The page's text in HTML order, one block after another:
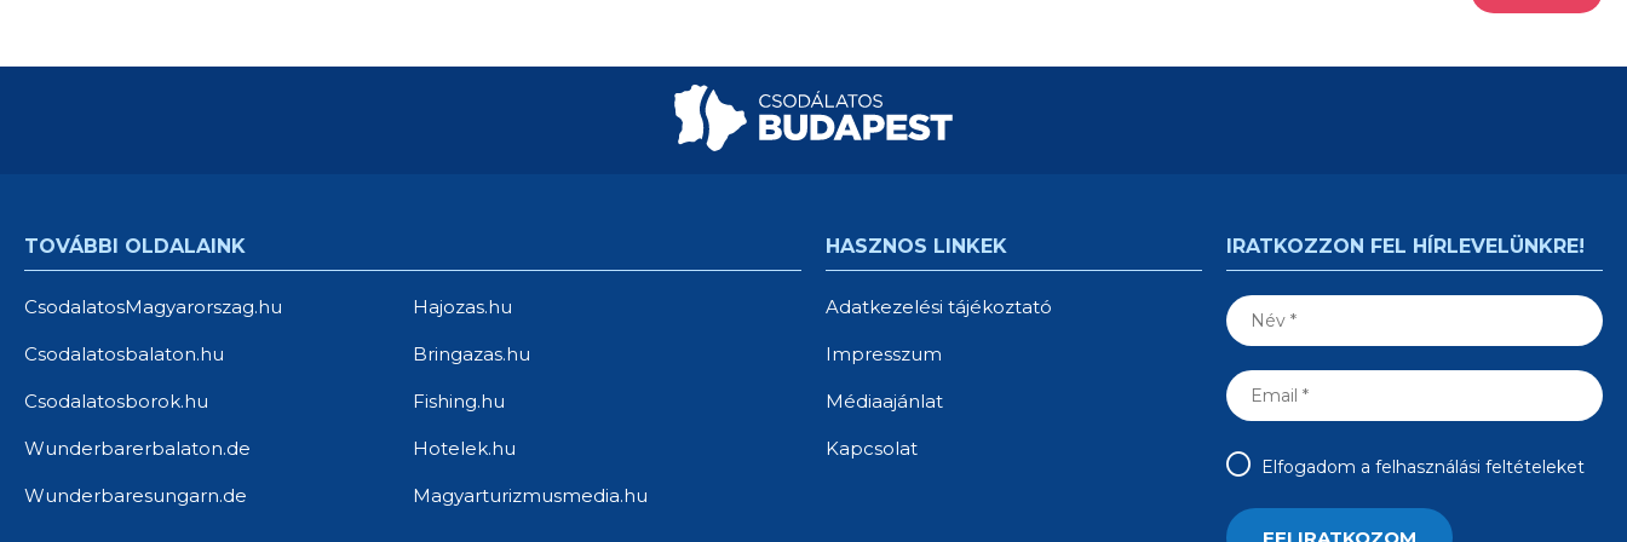
TOVÁBBI OLDALAINK
CsodalatosMagyarorszag.hu
Csodalatosbalaton.hu
Csodalatosborok.hu
Wunderbarerbalaton.de
Wunderbaresungarn.de
Hajozas.hu
Bringazas.hu
Fishing.hu
Hotelek.hu
Magyarturizmusmedia.hu
HASZNOS LINKEK
Adatkezelési tájékoztató
Impresszum
Médiaajánlat
Kapcsolat
IRATKOZZON FEL HÍRLEVELÜNKRE!
Elfogadom a felhasználási feltételeket